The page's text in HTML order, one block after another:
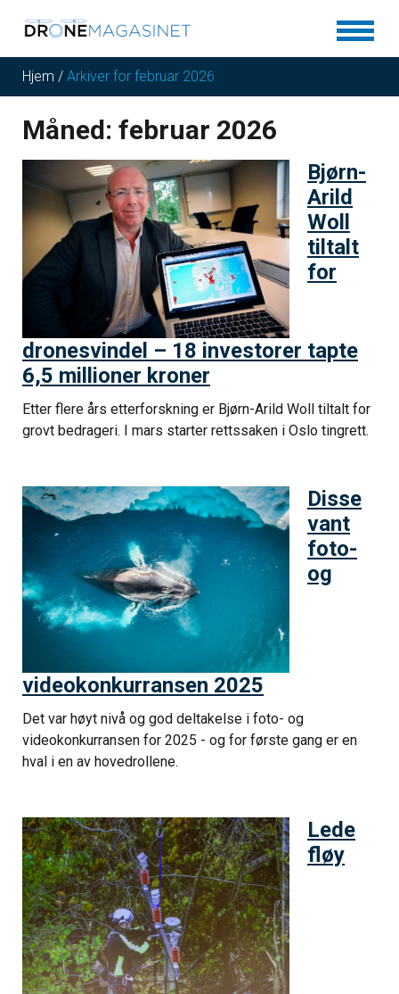
Hjem / Arkiver for februar 2026
Måned: februar 2026
Bjørn-
Arild
Woll
tiltalt
for
dronesvindel – 18 investorer tapte
6,5 millioner kroner
Etter flere års etterforskning er Bjørn-Arild Woll tiltalt for
grovt bedrageri. I mars starter rettssaken i Oslo tingrett.
Disse
vant
foto-
og
videokonkurransen 2025
Det var høyt nivå og god deltakelse i foto- og
videokonkurransen for 2025 - og for første gang er en
hval i en av hovedrollene.
Lede
fløy